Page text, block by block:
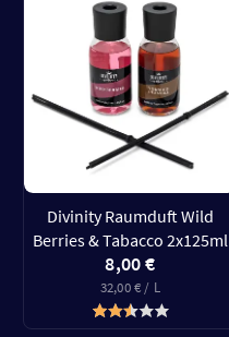
Divinity Raumduft Wild
Berries & Tabacco 2x125ml
8,00 €
32,00 € / L